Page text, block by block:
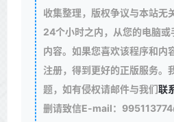
收集整理，版权争议与本站无
24个小时之内，从您的电脑或
内容。如果您喜欢该程序和内
注册，得到更好的正版服务。
题，如有侵权请邮件与我们联
删请致信E-mail：